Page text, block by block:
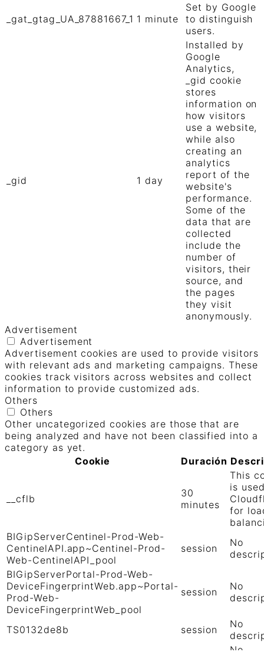
_gat_gtag_UA_87881667_1 1 minute
Set by Google
to distinguish
users.
_gid 1 day
Installed by
Google
Analytics,
_gid cookie
stores
information on
how visitors
use a website,
while also
creating an
analytics
report of the
website's
performance.
Some of the
data that are
collected
include the
number of
visitors, their
source, and
the pages
they visit
anonymously.
Advertisement
Advertisement
Advertisement cookies are used to provide visitors
with relevant ads and marketing campaigns. These
cookies track visitors across websites and collect
information to provide customized ads.
Others
Others
Other uncategorized cookies are those that are
being analyzed and have not been classified into a
category as yet.
Cookie
Duración
__cflb
30
minutes
This
is
for
BIGipServerCentinel-Prod-Web-
CentinelAPI.app~Centinel-Prod-
Web-CentinelAPI_pool
session
No
BIGipServerPortal-Prod-Web-
DeviceFingerprintWeb.app~Portal-
Prod-Web-
DeviceFingerprintWeb_pool
session
No
TS0132de8b session
No